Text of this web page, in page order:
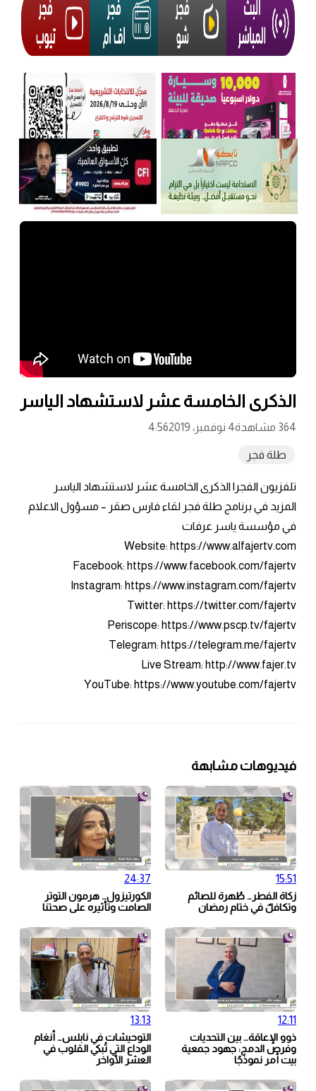
الذكرى الخامسة عشر لاستشهاد الياسر
364 مشاهدة 4 نوفمبر، 2019 4:56
طلة فجر
تلفزيون الفجر| الذكرى الخامسة عشر لاستشهاد الياسر
المزيد في برنامج طلة فجر لقاء فارس صقر – مسؤول الاعلام
في مؤسسة ياسر عرفات
Website: https://www.alfajertv.com
Facebook: https://www.facebook.com/fajertv
Instagram: https://www.instagram.com/fajertv
Twitter: https://twitter.com/fajertv
Periscope: https://www.pscp.tv/fajertv
Telegram: https://telegram.me/fajertv
Live Stream: http://www.fajer.tv
YouTube: https://www.youtube.com/fajertv
فيديوهات مشابهة
15:51
زكاة الفطر… طُهرة للصائم
وتكافلٌ في ختام رمضان
24:37
الكورتيزول… هرمون التوتر
الصامت وتأثيره على صحتنا
12:11
ذوو الإعاقة… بين التحديات
وفرص الدمج: جهود جمعية
بيت أمر نموذجًا
13:13
التوحيشات في نابلس… أنغام
الوداع التي تُبكي القلوب في
العشر الأواخر